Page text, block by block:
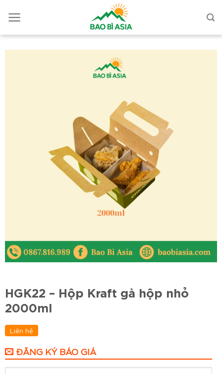
HGK22 – Hộp Kraft gà hộp nhỏ
2000ml
Liên hệ
ĐĂNG KÝ BÁO GIÁ